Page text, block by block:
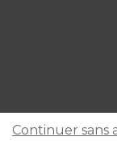
Continuer sans